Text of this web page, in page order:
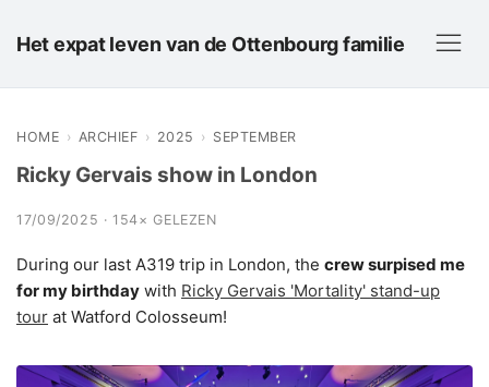
Het expat leven van de Ottenbourg familie
HOME › ARCHIEF › 2025 › SEPTEMBER
Ricky Gervais show in London
17/09/2025 · 154× GELEZEN
During our last A319 trip in London, the crew surpised me
for my birthday with Ricky Gervais 'Mortality' stand-up
tour at Watford Colosseum!